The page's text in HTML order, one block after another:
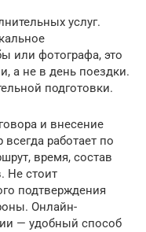
услуг.
или фотографа, это
а не в день поездки.
подготовки.
и внесение
работает по
время, состав
Не стоит
подтверждения
Онлайн-
— удобный способ